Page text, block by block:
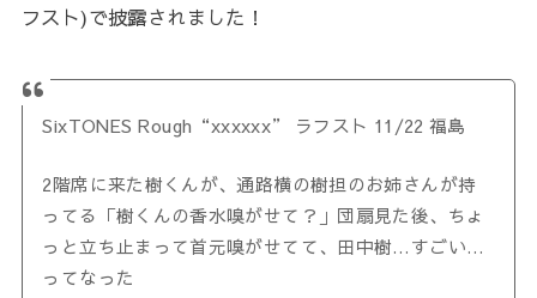
フスト)で披露されました！
SixTONES Rough“xxxxxx” ラフスト 11/22 福島
2階席に来た樹くんが、通路横の樹担のお姉さんが持
ってる「樹くんの香水嗅がせて？」団扇見た後、ちょ
っと立ち止まって首元嗅がせてて、田中樹…すごい…
ってなった